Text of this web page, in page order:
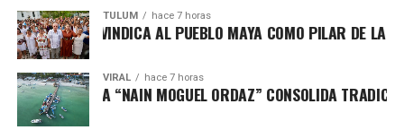
recursos naturales.
Fuente: 5to Poder Agencia de Noticias
TULUM hace 7 horas
REIVINDICA AL PUEBLO MAYA COMO PILAR DE LA
VIRAL hace 7 horas
DE PESCA “NAIN MOGUEL ORDAZ” CONSOLIDA TRADICIÓN